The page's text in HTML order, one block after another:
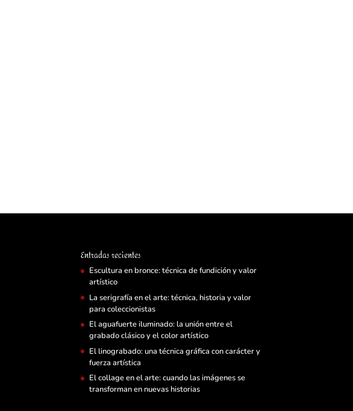
Entradas recientes
Escultura en bronce: técnica de fundición y valor
artístico
La serigrafía en el arte: técnica, historia y valor
para coleccionistas
El aguafuerte iluminado: la unión entre el
grabado clásico y el color artístico
El linograbado: una técnica gráfica con carácter y
fuerza artística
El collage en el arte: cuando las imágenes se
transforman en nuevas historias